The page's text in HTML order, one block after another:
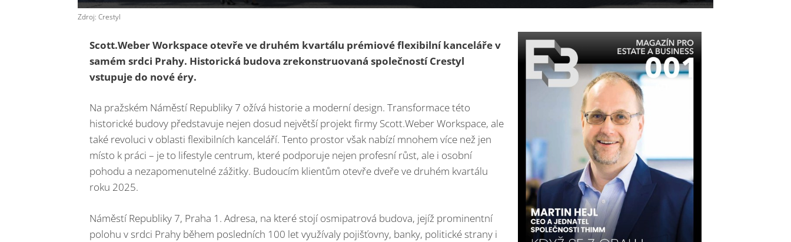
Zdroj: Crestyl
Scott.Weber Workspace otevře ve druhém kvartálu prémiové flexibilní kanceláře v
samém srdci Prahy. Historická budova zrekonstruovaná společností Crestyl
vstupuje do nové éry.
Na pražském Náměstí Republiky 7 ožívá historie a moderní design. Transformace této
historické budovy představuje nejen dosud největší projekt firmy Scott.Weber Workspace, ale
také revoluci v oblasti flexibilních kanceláří. Tento prostor však nabízí mnohem více než jen
místo k práci – je to lifestyle centrum, které podporuje nejen profesní růst, ale i osobní
pohodu a nezapomenutelné zážitky. Budoucím klientům otevře dveře ve druhém kvartálu
roku 2025.
Náměstí Republiky 7, Praha 1. Adresa, na které stojí osmipatrová budova, jejíž prominentní
polohu v srdci Prahy během posledních 100 let využívaly pojišťovny, banky, politické strany i